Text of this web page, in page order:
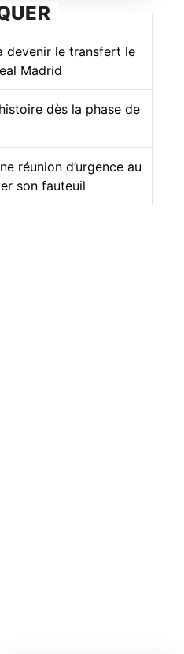
devenir le transfert le
Madrid
dès la phase de
réunion d’urgence au
son fauteuil